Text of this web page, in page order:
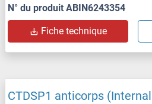
N° du produit ABIN6243354
Fiche technique
CTDSP1 anticorps